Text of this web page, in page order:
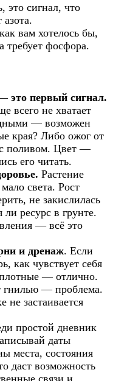
это сигнал, что
вам хотелось бы,
требует фосфора.
это первый сигнал.
всего не хватает
— возможен
края? Либо ожог от
поливом. Цвет —
его читать.
Растение
света. Рост
не закислилась
ресурс в грунте.
— всё это
и дренаж. Если
как чувствует себя
— отлично.
гнилью — проблема.
не застаивается
простой дневник
даты
места, состояния
даст возможность
связи и